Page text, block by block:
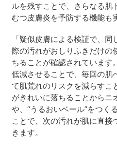
ルを残すことで、さらなる肌
むつ皮膚炎を予防する機能も
「疑似皮膚による検証で、
際の汚れがおしりふきだけの
ちることが確認されています
低減させることで、毎回の肌
て肌荒れのリスクを減らすこ
がきれいに落ちることからニ
や、“うるおいベール”をつく
ことで、次の汚れが肌に直接
きます。